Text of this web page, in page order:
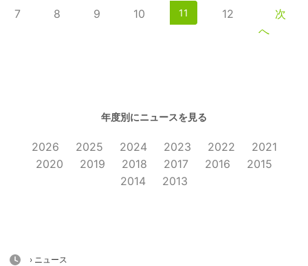
7 8 9 10 11 12
次
へ
年度別にニュースを見る
2026 2025 2024 2023 2022
2021
2020
2019 2018 2017 2016
2015
2014
2013
HOME
› ニュース